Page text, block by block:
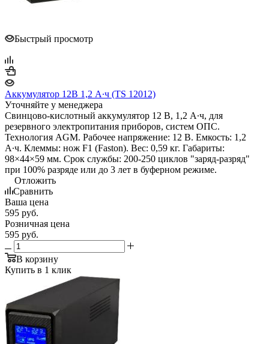
Быстрый просмотр
Аккумулятор 12В 1,2 А∙ч (TS 12012)
Уточняйте у менеджера
Свинцово-кислотный аккумулятор 12 В, 1,2 А∙ч, для
резервного электропитания приборов, систем ОПС.
Технология AGM. Рабочее напряжение: 12 В. Емкость: 1,2
А∙ч. Клеммы: нож F1 (Faston). Вес: 0,59 кг. Габариты:
98×44×59 мм. Срок службы: 200-250 циклов "заряд-разряд"
при 100% разряде или до 3 лет в буферном режиме.
Отложить
Сравнить
Ваша цена
595 руб.
Розничная цена
595 руб.
В корзину
Купить в 1 клик